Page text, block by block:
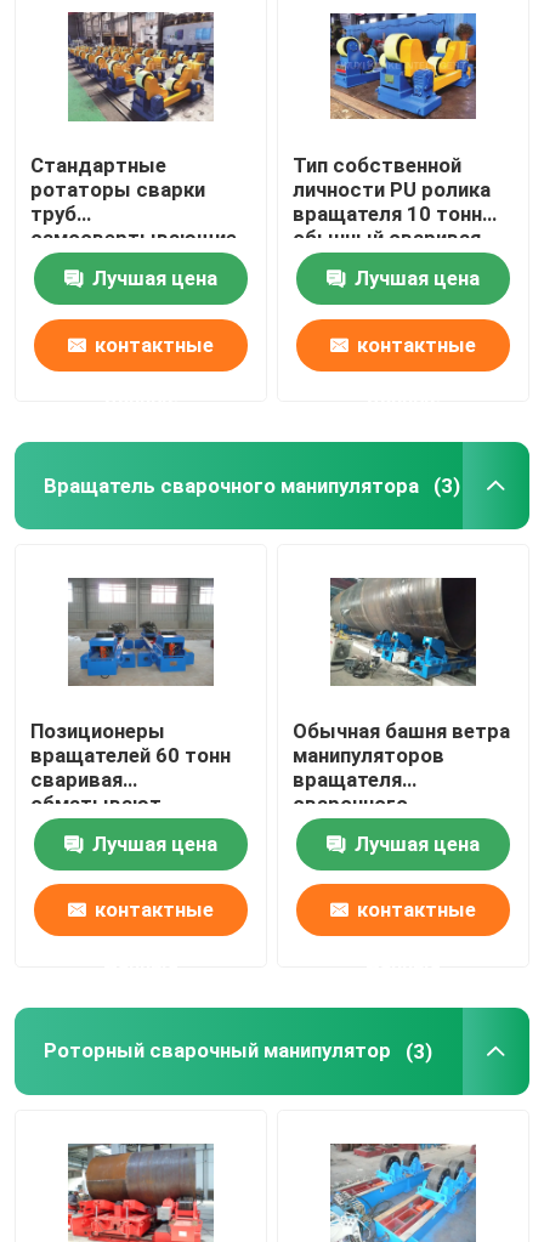
О нас
Путешествие фабрики
Проверка качества
Свяжитесь мы
Новости
Случаи
Вращатель сварочного манипулятора
Роторный сварочный манипулятор
Стандартные
ротаторы сварки
труб
самосвертывающие
повороты PU-
роллеров от 5 до 40 т
Лучшая цена
контактные
Тип собственной
личности PU ролика
вращателя 10 тонн
обычный сваривая
выравнивая для
кругового цилиндра
Лучшая цена
контактные
Вращатель сварочного манипулятора (3)
Позиционеры
вращателей 60 тонн
сваривая
обматывают
пригонку башни вверх
по поднимать
домкратом
гидравлического
цилиндра
Лучшая цена
контактные
Обычная башня ветра
манипуляторов
вращателя
сварочного
манипулятора трубы
приспосабливать
вверх по вращателю
60t
Лучшая цена
контактные
Роторный сварочный манипулятор (3)